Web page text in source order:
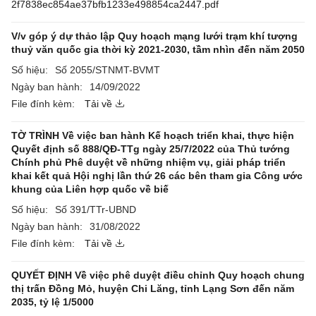
2f7838ec854ae37bfb1233e498854ca2447.pdf
V/v góp ý dự thảo lập Quy hoạch mạng lưới trạm khí tượng
thuỷ văn quốc gia thời kỳ 2021-2030, tầm nhìn đến năm 2050
Số hiệu:
Số 2055/STNMT-BVMT
Ngày ban hành:
14/09/2022
File đính kèm:
Tải về
TỜ TRÌNH Về việc ban hành Kế hoạch triển khai, thực hiện
Quyết định số 888/QĐ-TTg ngày 25/7/2022 của Thủ tướng
Chính phủ Phê duyệt về những nhiệm vụ, giải pháp triển
khai kết quả Hội nghị lần thứ 26 các bên tham gia Công ước
khung của Liên hợp quốc về biế
Số hiệu:
Số 391/TTr-UBND
Ngày ban hành:
31/08/2022
File đính kèm:
Tải về
QUYẾT ĐỊNH Về việc phê duyệt điều chỉnh Quy hoạch chung
thị trấn Đồng Mỏ, huyện Chi Lăng, tỉnh Lạng Sơn đến năm
2035, tỷ lệ 1/5000